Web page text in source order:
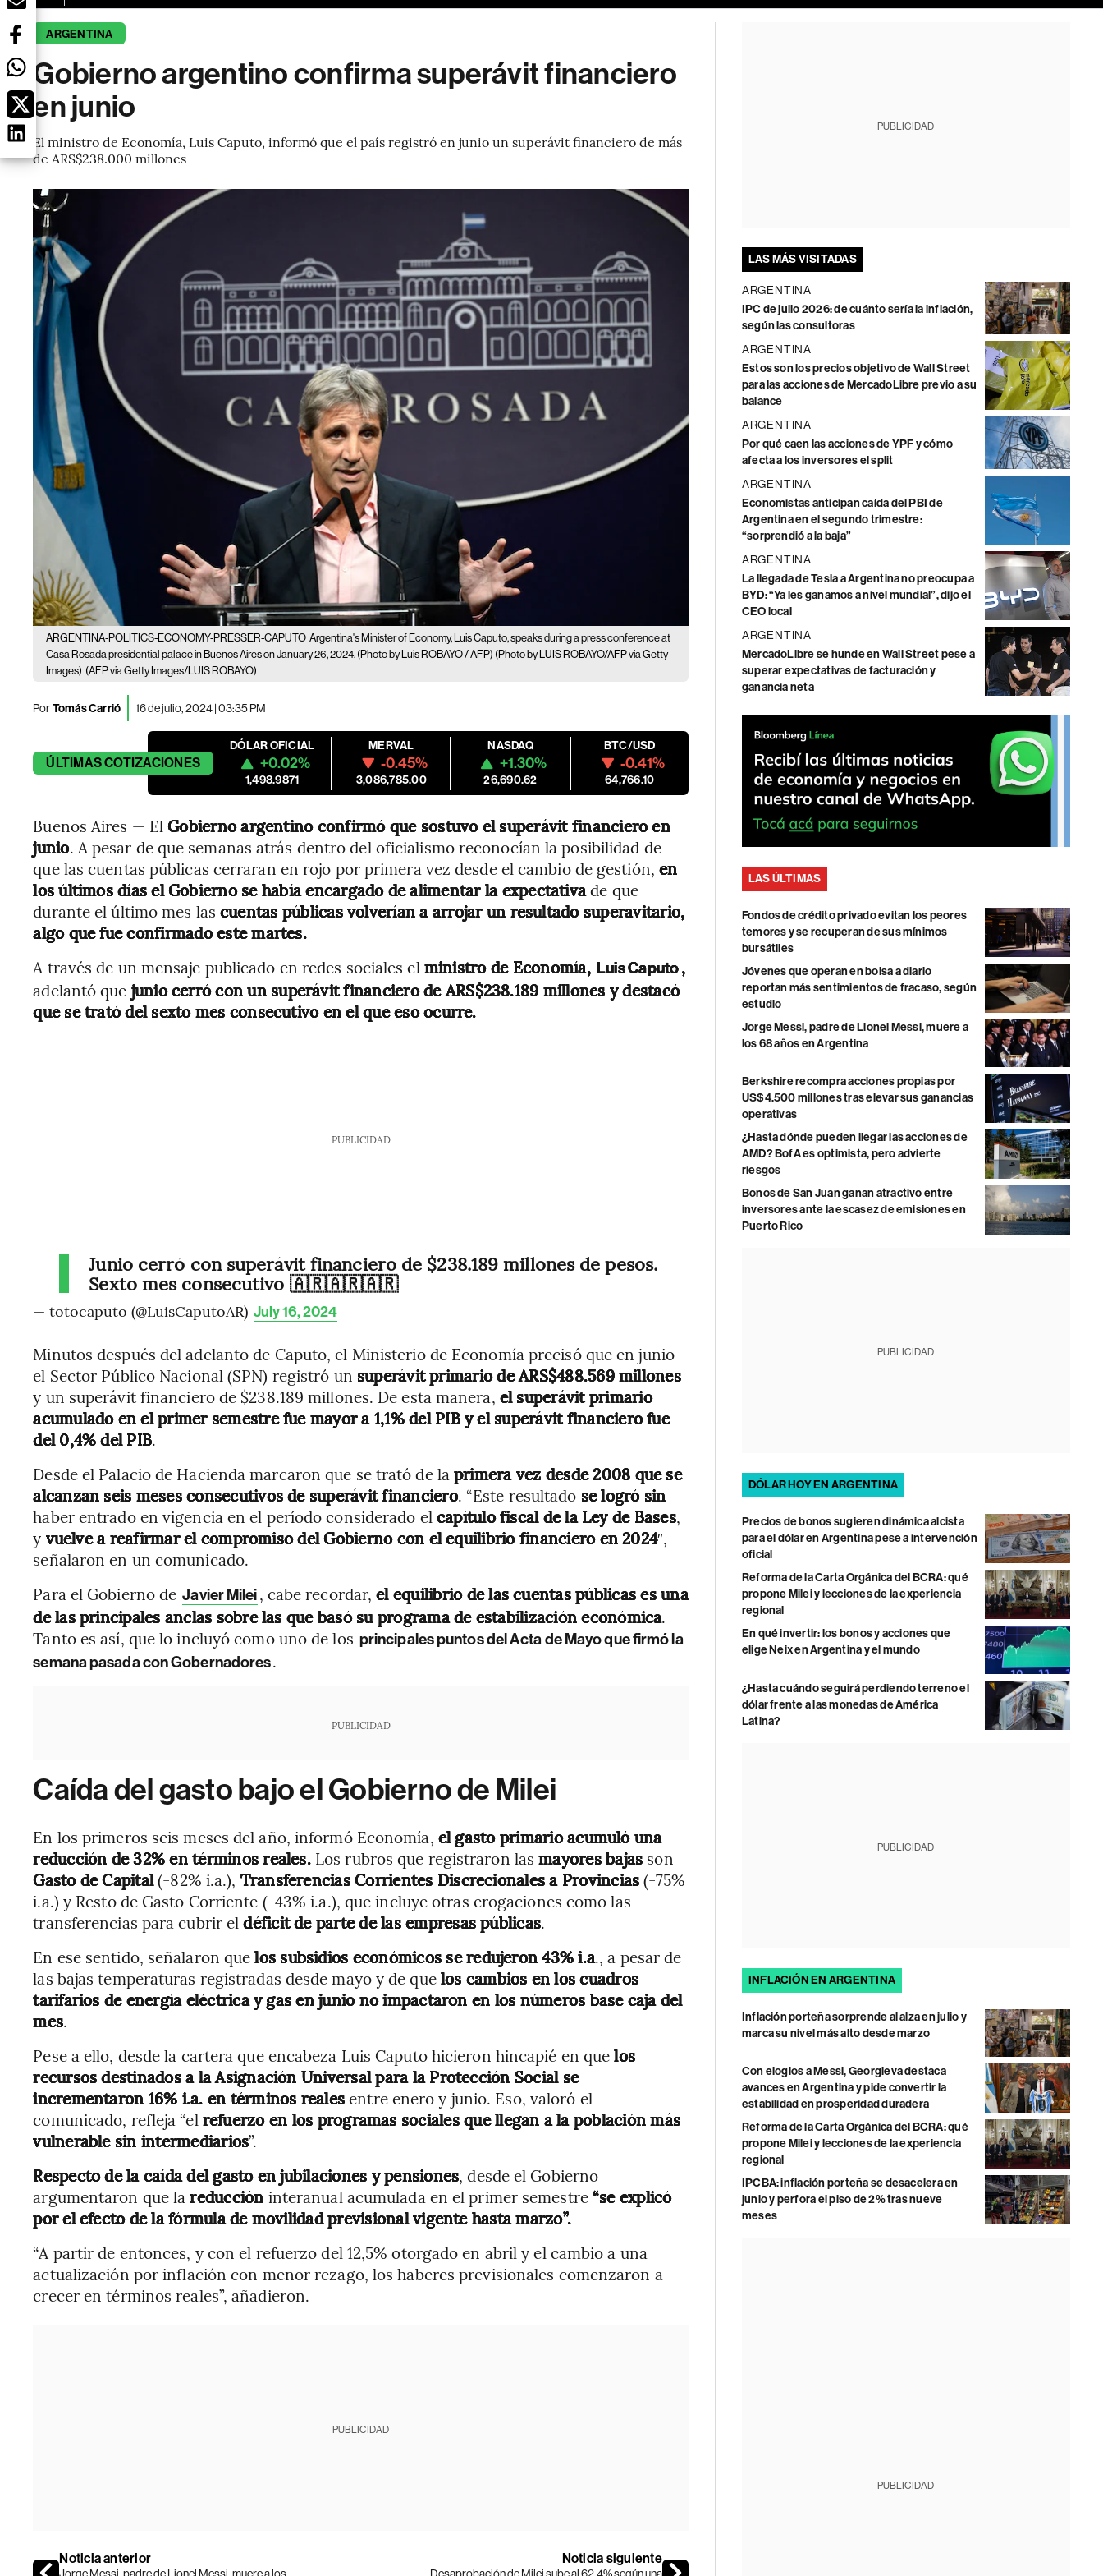
ARGENTINA
Gobierno argentino confirma superávit financiero
en junio
El ministro de Economía, Luis Caputo, informó que el país registró en junio un superávit financiero de más
de ARS$238.000 millones
ARGENTINA-POLITICS-ECONOMY-PRESSER-CAPUTO Argentina's Minister of Economy, Luis Caputo, speaks during a press conference at
Casa Rosada presidential palace in Buenos Aires on January 26, 2024. (Photo by Luis ROBAYO / AFP) (Photo by LUIS ROBAYO/AFP via Getty
Images) (AFP via Getty Images/LUIS ROBAYO)
PorTomás Carrió 16 de julio, 2024 | 03:35 PM
ÚLTIMASCOTIZACIONES
DÓLAR OFICIAL
+0.02%
1,498.9871
MERVAL
-0.45%
3,086,785.00
NASDAQ
+1.30%
26,690.62
BTC/USD
-0.41%
64,766.10
Buenos Aires — ElGobierno argentino confirmó que sostuvo el superávit financiero en
junio. A pesar de que semanas atrás dentro del oficialismo reconocían la posibilidad de
que las cuentas públicas cerraran en rojo por primera vez desde el cambio de gestión, en
los últimos días el Gobierno se había encargado de alimentar la expectativade que
durante el último mes las cuentas públicas volverían a arrojar un resultado superavitario,
algo que fue confirmado este martes.
A través de un mensaje publicado en redes sociales el ministro de Economía, Luis Caputo,
adelantó que juniocerró con un superávit financiero de ARS$238.189 millones y destacó
que se trató del sexto mes consecutivo en el que eso ocurre.
PUBLICIDAD
Junio cerró con superávit financiero de $238.189 millones de pesos.
Sexto mes consecutivo 🇦🇷🇦🇷🇦🇷
— totocaputo (@LuisCaputoAR) July 16, 2024
Minutos después del adelanto de Caputo, el Ministerio de Economía precisó que en junio
el Sector Público Nacional (SPN) registró un superávit primario de ARS$488.569 millones
y un superávit financiero de $238.189 millones. De esta manera, el superávit primario
acumulado en el primer semestre fue mayor a 1,1% del PIB y el superávit financiero fue
del 0,4% del PIB.
Desde el Palacio de Hacienda marcaron que se trató de laprimera vez desde 2008 que se
alcanzan seis meses consecutivos de superávit financiero. “Este resultado se logró sin
haber entrado en vigencia en el período considerado el capítulo fiscal de la Ley de Bases,
y vuelve a reafirmar el compromiso del Gobierno con el equilibrio financiero en 2024″,
señalaron en un comunicado.
Para el Gobierno de Javier Milei, cabe recordar,el equilibrio de las cuentas públicas es una
de las principales anclas sobre las que basó su programa de estabilización económica.
Tanto es así, que lo incluyó como uno de los principales puntos del Acta de Mayo que firmó la
semana pasada con Gobernadores.
PUBLICIDAD
Caída del gasto bajo el Gobierno de Milei
En los primeros seis meses del año, informó Economía, el gasto primario acumuló una
reducción de 32% en términos reales.Los rubros que registraron lasmayores bajas son
Gasto de Capital(-82% i.a.), Transferencias Corrientes Discrecionales a Provincias(-75%
i.a.) y Resto de Gasto Corriente (-43% i.a.), que incluye otras erogaciones como las
transferencias para cubrir eldéficit de parte de las empresas públicas.
En ese sentido, señalaron quelos subsidios económicos se redujeron 43% i.a., a pesar de
las bajas temperaturas registradas desde mayo y de quelos cambios en los cuadros
tarifarios de energía eléctrica y gas en junio no impactaron en los números base caja del
mes.
Pese a ello, desde la cartera que encabeza Luis Caputo hicieron hincapié en quelos
recursos destinados a la Asignación Universal para la Protección Social se
incrementaron 16% i.a. en términos realesentre enero y junio. Eso, valoró el
comunicado, refleja “el refuerzo en los programas sociales que llegan a la población más
vulnerable sin intermediarios”.
Respecto de la caída del gasto en jubilaciones y pensiones, desde el Gobierno
argumentaron que lareducción interanual acumulada en el primer semestre“se explicó
por el efecto de la fórmula de movilidad previsional vigente hasta marzo”.
“A partir de entonces, y con el refuerzo del 12,5% otorgado en abril y el cambio a una
actualización por inflación con menor rezago, los haberes previsionales comenzaron a
crecer en términos reales”, añadieron.
PUBLICIDAD
Noticia anterior Noticia siguiente
PUBLICIDAD
LAS MÁS VISITADAS
ARGENTINA
IPC de julio 2026: de cuánto sería la inflación,
según las consultoras
ARGENTINA
Estos son los precios objetivo de Wall Street
para las acciones de MercadoLibre previo a su
balance
ARGENTINA
Por qué caen las acciones de YPF y cómo
afecta a los inversores el split
ARGENTINA
Economistas anticipan caída del PBI de
Argentina en el segundo trimestre:
“sorprendió a la baja”
ARGENTINA
La llegada de Tesla a Argentina no preocupa a
BYD: “Ya les ganamos a nivel mundial”, dijo el
CEO local
ARGENTINA
MercadoLibre se hunde en Wall Street pese a
superar expectativas de facturación y
ganancia neta
LAS ÚLTIMAS
Fondos de crédito privado evitan los peores
temores y se recuperan de sus mínimos
bursátiles
Jóvenes que operan en bolsa a diario
reportan más sentimientos de fracaso, según
estudio
Jorge Messi, padre de Lionel Messi, muere a
los 68 años en Argentina
Berkshire recompra acciones propias por
US$4.500 millones tras elevar sus ganancias
operativas
¿Hasta dónde pueden llegar las acciones de
AMD? BofA es optimista, pero advierte
riesgos
Bonos de San Juan ganan atractivo entre
inversores ante la escasez de emisiones en
Puerto Rico
PUBLICIDAD
DÓLAR HOY EN ARGENTINA
Precios de bonos sugieren dinámica alcista
para el dólar en Argentina pese a intervención
oficial
Reforma de la Carta Orgánica del BCRA: qué
propone Milei y lecciones de la experiencia
regional
En qué invertir: los bonos y acciones que
elige Neix en Argentina y el mundo
¿Hasta cuándo seguirá perdiendo terreno el
dólar frente a las monedas de América
Latina?
PUBLICIDAD
INFLACIÓN EN ARGENTINA
Inflación porteña sorprende al alza en julio y
marca su nivel más alto desde marzo
Con elogios a Messi, Georgieva destaca
avances en Argentina y pide convertir la
estabilidad en prosperidad duradera
Reforma de la Carta Orgánica del BCRA: qué
propone Milei y lecciones de la experiencia
regional
IPCBA: inflación porteña se desacelera en
junio y perfora el piso de 2% tras nueve
meses
PUBLICIDAD